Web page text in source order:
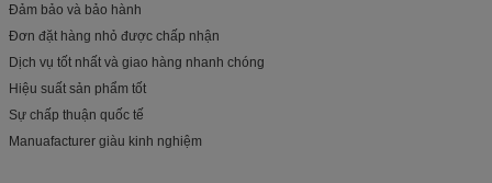
Đảm bảo và bảo hành
Đơn đặt hàng nhỏ được chấp nhận
Dịch vụ tốt nhất và giao hàng nhanh chóng
Hiệu suất sản phẩm tốt
Sự chấp thuận quốc tế
Manuafacturer giàu kinh nghiệm